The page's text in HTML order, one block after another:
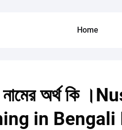
Home
নামের অর্থ কি
in Bengali